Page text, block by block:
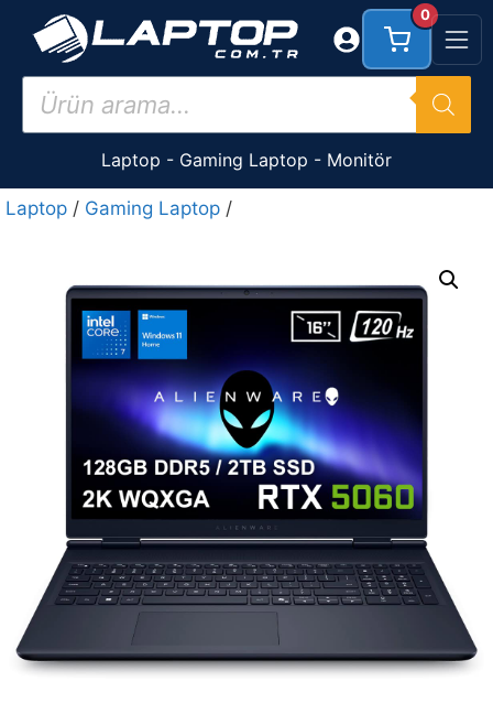
İçeriğe
Products
search
Laptop - Gaming Laptop - Monitör
0
Laptop / Gaming Laptop /